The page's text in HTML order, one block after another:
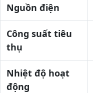
Nguồn điện
Công suất tiêu
thụ
Nhiệt độ hoạt
động